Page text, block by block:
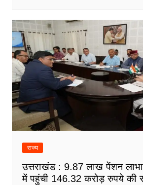
राज्य
उत्तराखंड : 9.87 लाख पेंशन
में पहुंची 146.32 करोड़ रुपये की